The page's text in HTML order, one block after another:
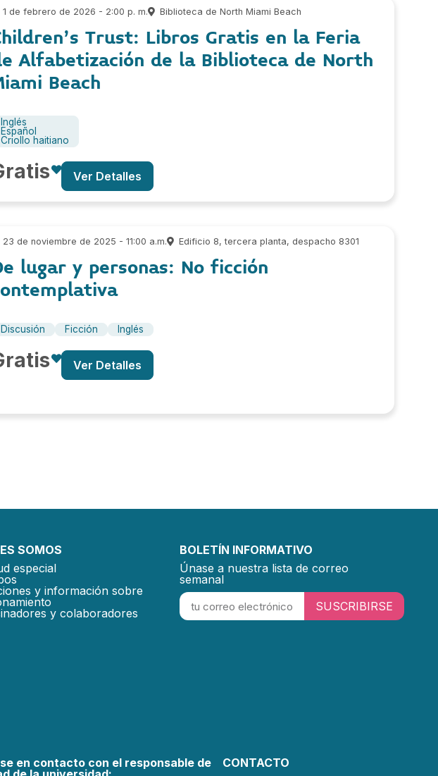
1 de febrero de 2026 - 2:00 p. m. Biblioteca de North Miami Beach
Trust: Libros Gratis en la Feria
Alfabetización de la Biblioteca de North
Beach
Inglés
Español
Criollo haitiano
Ver Detalles
23 de noviembre de 2025 - 11:00 a.m. Edificio 8, tercera planta, despacho 8301
lugar y personas: No ficción
Discusión Ficción Inglés
Ver Detalles
SOMOS
especial
y información sobre
y colaboradores
BOLETÍN INFORMATIVO
Únase a nuestra lista de correo
semanal
SUSCRIBIRSE
en contacto con el responsable de
CONTACTO